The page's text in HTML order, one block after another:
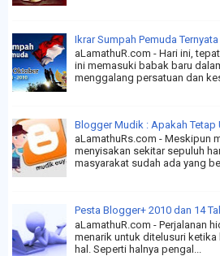
Ikrar Sumpah Pemuda
aLamathuR.com - Hari ini,
ini memasuki babak baru
menggalang persatuan dan
Blogger Mudik : Apakah Tetap
aLamathuRs.com - Meskipun
menyisakan sekitar sepuluh
masyarakat sudah ada yang
Pesta Blogger+ 2010 dan 14
aLamathuR.com - Perjalanan
menarik untuk ditelusuri
hal. Seperti halnya pengal...